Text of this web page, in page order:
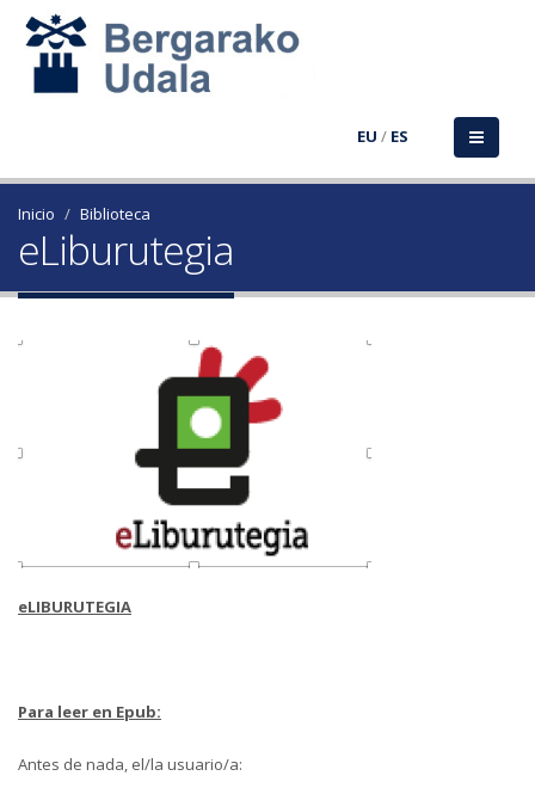
EU / ES
Inicio Biblioteca
eLiburutegia
eLIBURUTEGIA
Para leer en Epub:
Antes de nada, el/la usuario/a: